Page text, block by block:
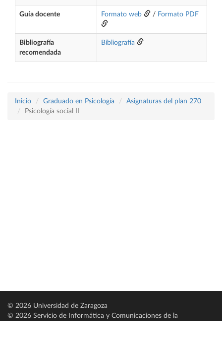
Guía docente Formato web / Formato PDF
Bibliografía
recomendada
Bibliografía
Inicio Graduado en Psicología
Asignaturas del plan 270
Psicología social II
© 2026 Universidad de Zaragoza
© 2026 Servicio de Informática y Comunicaciones de la